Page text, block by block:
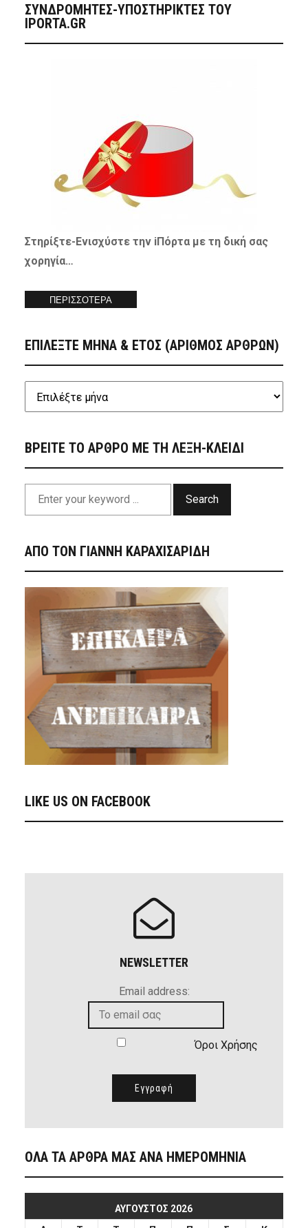
ΣΥΝΔΡΟΜΗΤΈΣ-ΥΠΟΣΤΗΡΙΚΤΈΣ ΤΟΥ
IPORTA.GR
Στηρίξτε-Ενισχύστετην iΠόρτα με τη δική σας
χορηγία…
ΠΕΡΙΣΣΟΤΕΡΑ
ΕΠΙΛΕΞΤΕ ΜΗΝΑ & ΕΤΟΣ (ΑΡΙΘΜΟΣ ΑΡΘΡΩΝ)
ΒΡΕΙΤΕ ΤΟ ΑΡΘΡΟ ΜΕ ΤΗ ΛΕΞΗ-ΚΛΕΙΔΙ
Search
ΑΠΟ ΤΟΝ ΓΙΑΝΝΗ ΚΑΡΑΧΙΣΑΡΙΔΗ
LIKE US ON FACEBOOK
NEWSLETTER
Email address:
Όροι Χρήσης
ΟΛΑ ΤΑ ΑΡΘΡΑ ΜΑΣ ΑΝΑ ΗΜΕΡΟΜΗΝΙΑ
ΑΎΓΟΥΣΤΟΣ 2026